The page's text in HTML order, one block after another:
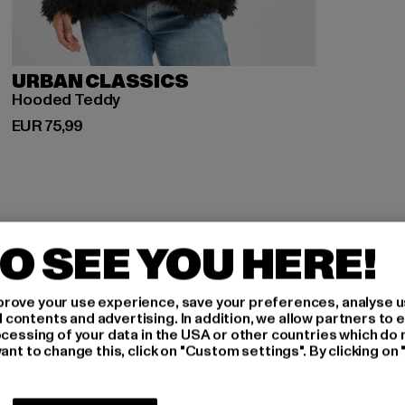
URBAN CLASSICS
Hooded Teddy
EUR 75,99
Derzeitiger Preis: EUR 75,99
AN,
SEE YOU HERE!
your use experience, save your preferences, analyse
and advertising. In addition, we allow partners to
of your data in the USA or other countries which do
to change this, click on "Custom settings". By clicking